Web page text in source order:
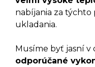
nabíjania za
ukladania.
Musíme byť jasní v
odporúčané